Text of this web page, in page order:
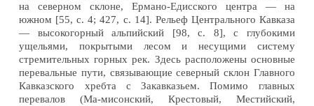
на северном склоне, Ермано-Едисского центра — на
южном [55, с. 4; 427, с. 14]. Рельеф Центрального Кавказа
— высокогорный альпийский [98, с. 8], с глубокими
ущельями, покрытыми лесом и несущими систему
стремительных горных рек. Здесь расположены основные
перевальные пути, связывающие северный склон Главного
Кавказского хребта с Закавказьем. Помимо главных
перевалов (Ма-мисонский, Крестовый, Местийский,